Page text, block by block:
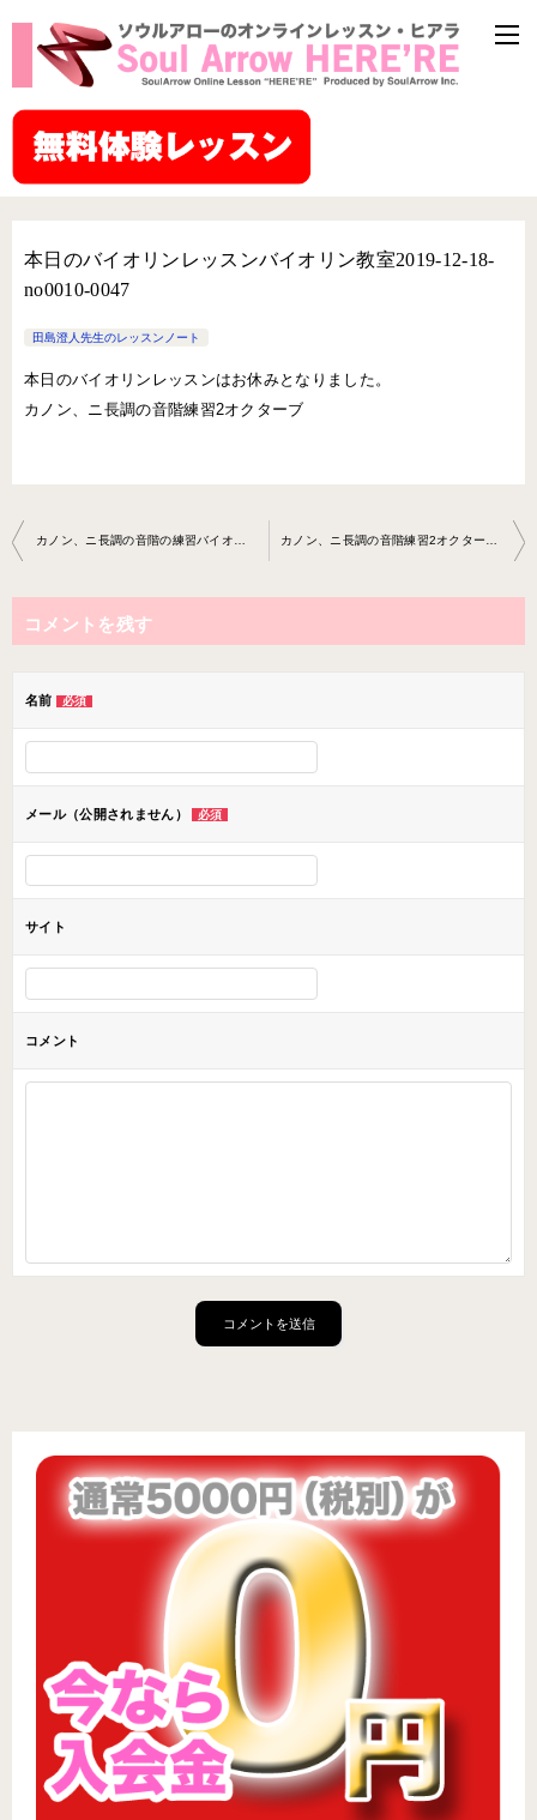
本日のバイオリンレッスンバイオリン教室2019-12-18-
no0010-0047
田島澄人先生のレッスンノート
本日のバイオリンレッスンはお休みとなりました。
カノン、ニ長調の音階練習2オクターブ
投
稿
ナ
ビ
ョ
ン
カノン、ニ長調の音階の練習バイオリン教室2019-12-16-no0010-0047 カノン、ニ長調の音階練習2オクターブバイオリン教室2020-01-06-no0 010-0047
コメントを残す
名前 必須
メール（公開されません） 必須
サイト
コメント